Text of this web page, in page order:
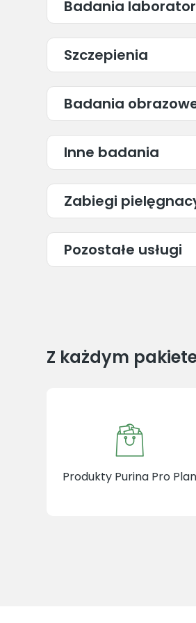
Badania
Szczepienia
Badania
Inne badania
Zabiegi
Pozostałe usługi
Z każdym
Produkty Purina Pro Plan